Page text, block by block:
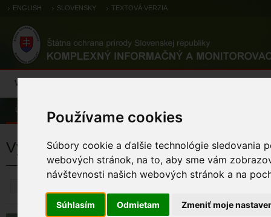
Používame cookies
Súbory cookie a ďalšie technológie sledovania
webových stránok, na to, aby sme vám
návštevnosti našich webových stránok a na
Súhlasím Odmietam Zmeniť moje
ENGLISH SLOVENSKY TEXTOVÁ VERZIA
Výsledky monitoringu
Úvod
Výsledky monitoringu